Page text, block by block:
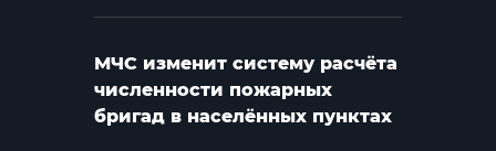
МЧС изменит систему расчёта
численности пожарных
бригад в населённых пунктах